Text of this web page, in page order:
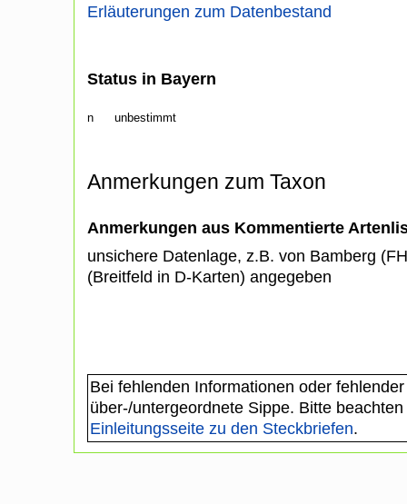
Erläuterungen zum Datenbestand
Status in Bayern
n unbestimmt
Anmerkungen zum Taxon
Anmerkungen aus Kommentierte
unsichere Datenlage, z.B. von Bamberg
(Breitfeld in D-Karten) angegeben
Bei fehlenden Informationen oder
über-/untergeordnete Sippe. Bitte
Einleitungsseite zu den Steckbriefen.